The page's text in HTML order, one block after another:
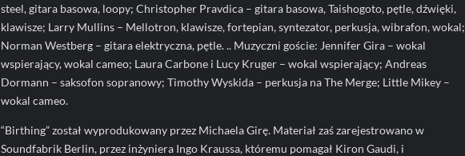
steel, gitara basowa, loopy; Christopher Pravdica – gitara basowa, Taishogoto, pętle, dźwięki,
klawisze; Larry Mullins – Mellotron, klawisze, fortepian, syntezator, perkusja, wibrafon, wokal;
Norman Westberg – gitara elektryczna, pętle. .. Muzyczni goście: Jennifer Gira – wokal
wspierający, wokal cameo; Laura Carbone i Lucy Kruger – wokal wspierający; Andreas
Dormann – saksofon sopranowy; Timothy Wyskida – perkusja na The Merge; Little Mikey –
wokal cameo.
“Birthing” został wyprodukowany przez Michaela Girę. Materiał zaś zarejestrowano w
Soundfabrik Berlin, przez inżyniera Ingo Kraussa, któremu pomagał Kiron Gaudi, i